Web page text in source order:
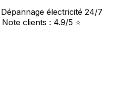
électricité 24/7
clients : 4.9/5 ⭐